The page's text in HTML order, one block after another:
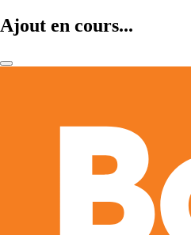
Ajout en cours...